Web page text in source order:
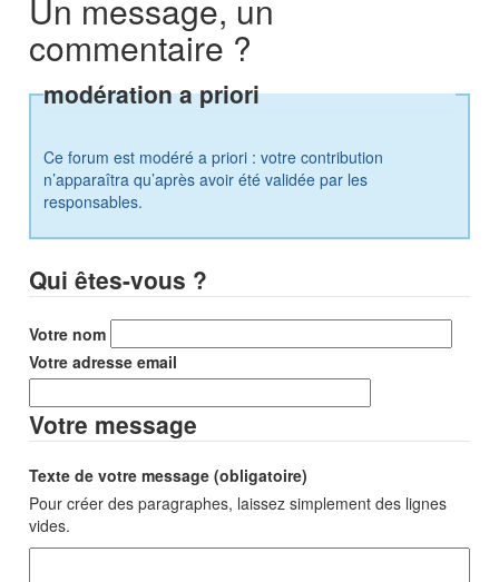
Un message, un
commentaire ?
modération a priori
Ce forum est modéré a priori : votre contribution
n’apparaîtra qu’après avoir été validée par les
responsables.
Qui êtes-vous ?
Votre nom
Votre adresse email
Votre message
Texte de votre message (obligatoire)
Pour créer des paragraphes, laissez simplement des lignes
vides.